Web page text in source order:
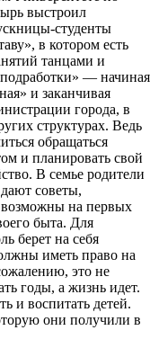
выстроил
студенты
в котором есть
танцами и
— начиная
и заканчивая
города, в
структурах. Ведь
обращаться
и планировать свой
В семье родители
советы,
возможны на первых
быта. Для
берет на себя
иметь право на
это не
годы, а жизнь идет.
и воспитать детей.
они получили в